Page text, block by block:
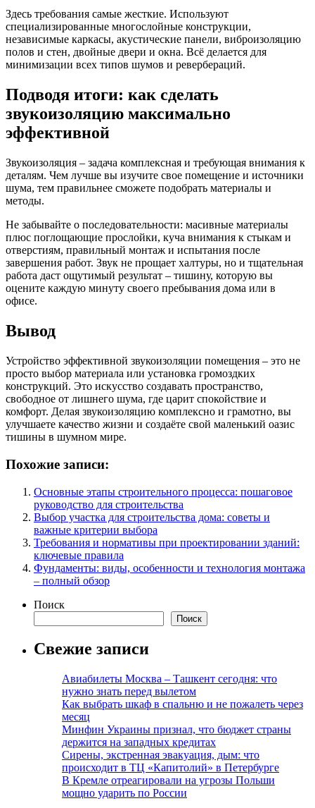
Здесь требования самые жесткие. Используют
специализированные многослойные конструкции,
независимые каркасы, акустические панели, виброизоляцию
полов и стен, двойные двери и окна. Всё делается для
минимизации всех типов шумов и ревербераций.
Подводя итоги: как сделать
звукоизоляцию максимально
эффективной
Звукоизоляция – задача комплексная и требующая внимания к
деталям. Чем лучше вы изучите свое помещение и источники
шума, тем правильнее сможете подобрать материалы и
методы.
Не забывайте о последовательности: масивные материалы
плюс поглощающие прослойки, куча внимания к стыкам и
отверстиям, правильный монтаж и испытания после
завершения работ. Звук не прощает халтуры, но и тщательная
работа даст ощутимый результат – тишину, которую вы
оцените каждую минуту своего пребывания дома или в
офисе.
Вывод
Устройство эффективной звукоизоляции помещения – это не
просто выбор материала или установка громоздких
конструкций. Это искусство создавать пространство,
свободное от лишнего шума, где царит спокойствие и
комфорт. Делая звукоизоляцию комплексно и грамотно, вы
улучшаете качество жизни и создаёте свой маленький оазис
тишины в шумном мире.
Похожие записи:
Основные этапы строительного процесса: пошаговое
руководство для строительства
Выбор участка для строительства дома: советы и
важные критерии выбора
Требования и нормативы при проектировании зданий:
ключевые правила
Фундаменты: виды, особенности и технология монтажа
– полный обзор
Поиск
Поиск
Свежие записи
Авиабилеты Москва – Ташкент сегодня: что
нужно знать перед вылетом
Как выбрать шкаф в спальню и не пожалеть через
месяц
Минфин Украины признал, что бюджет страны
держится на западных кредитах
Сирены, экстренная эвакуация, дым: что
происходит в ТЦ «Капитолий» в Петербурге
В Кремле отреагировали на угрозы Польши
мощно ударить по России